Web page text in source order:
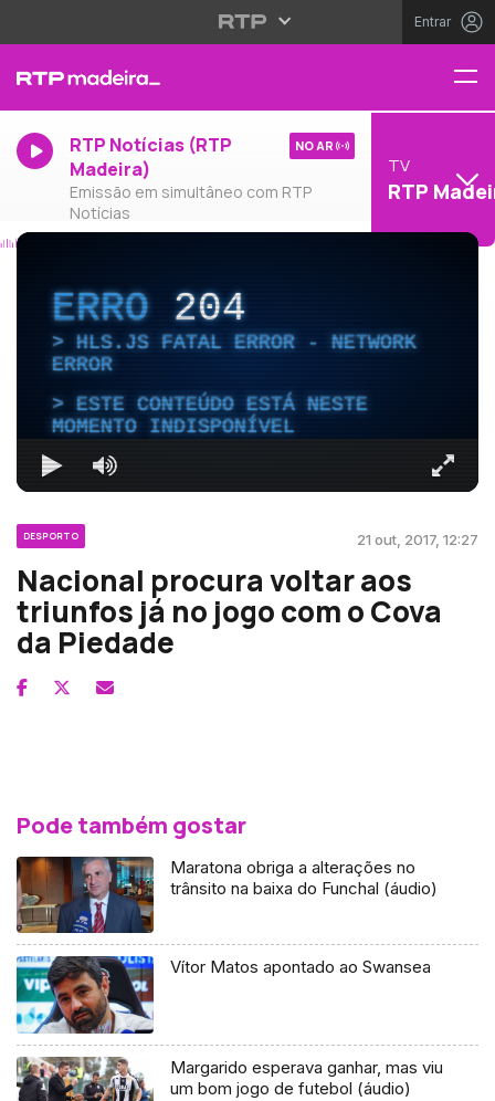
Entrar
RTP Notícias (RTP
Madeira)
Emissão em simultâneo com RTP
Notícias
NO AR
TV
RTP
ERRO204
HLS.JS FATAL ERROR - NETWORK
ERROR
ESTE CONTEÚDO ESTÁ NESTE
MOMENTO INDISPONÍVEL
DESPORTO 21 out, 2017, 12:27
Nacional procura voltar aos
triunfos já no jogo com o Cova
da Piedade
Pode também gostar
Maratona obriga a alterações no
trânsito na baixa do Funchal (áudio)
Vítor Matos apontado ao Swansea
Margarido esperava ganhar, mas viu
um bom jogo de futebol (áudio)